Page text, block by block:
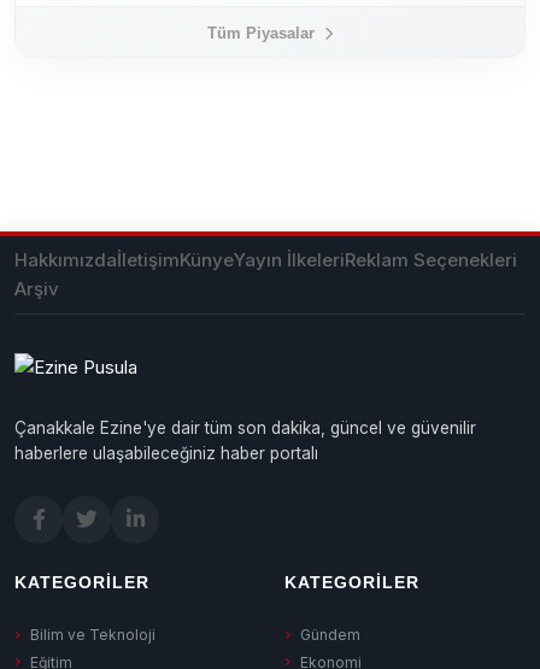
Tüm Piyasalar
HakkımızdaİletişimKünyeYayın İlkeleriReklam Seçenekleri
Arşiv
Çanakkale Ezine'ye dair tüm son dakika, güncel ve güvenilir
haberlere ulaşabileceğiniz haber portalı
KATEGORILER
Bilim ve Teknoloji
Eğitim
KATEGORILER
Gündem
Ekonomi